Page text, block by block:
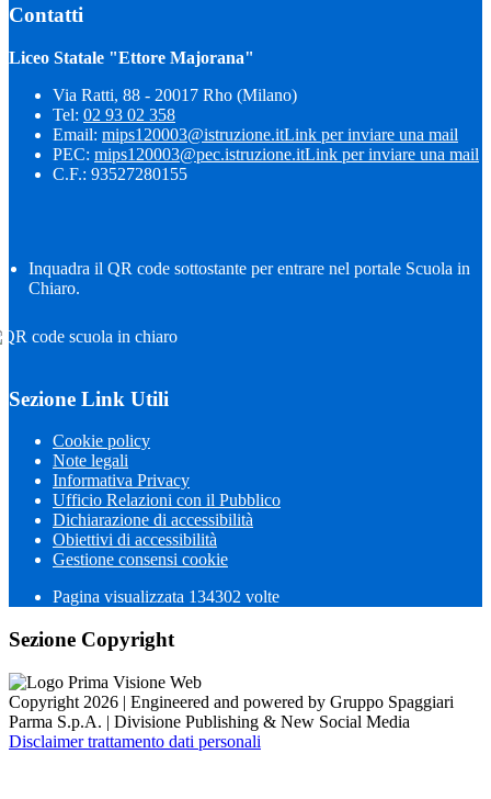
Contatti
Liceo Statale "Ettore Majorana"
Via Ratti, 88 - 20017 Rho (Milano)
Tel: 02 93 02 358
Email: mips120003@istruzione.itLink per inviare una mail
PEC: mips120003@pec.istruzione.itLink per inviare una mail
C.F.: 93527280155
Inquadra il QR code sottostante per entrare nel portale Scuola in
Chiaro.
Sezione Link Utili
Cookie policy
Note legali
Informativa Privacy
Ufficio Relazioni con il Pubblico
Dichiarazione di accessibilità
Obiettivi di accessibilità
Gestione consensi cookie
Pagina visualizzata 134302 volte
Sezione Copyright
Copyright 2026 | Engineered and powered by Gruppo Spaggiari
Parma S.p.A. | Divisione Publishing & New Social Media
Disclaimer trattamento dati personali